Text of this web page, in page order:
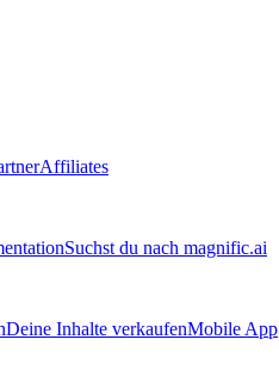
Affiliates
Suchst du nach magnific.ai
Deine Inhalte verkaufenMobile App